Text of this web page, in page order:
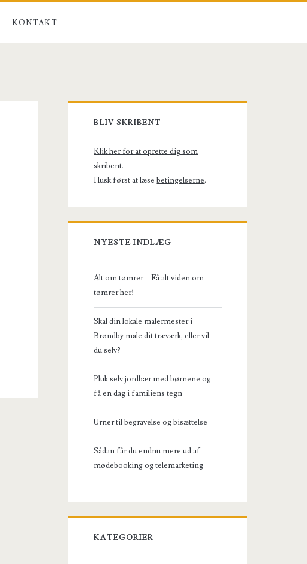
KONTAKT
Primary
Sidebar
BLIV SKRIBENT
Klik her for at oprette dig som
skribent.
Husk først at læsebetingelserne.
NYESTE INDLÆG
Alt om tømrer – Få alt viden om
tømrer her!
Skal din lokale malermester i
Brøndby male dit træværk, eller vil
du selv?
Pluk selv jordbær med børnene og
få en dag i familiens tegn
Urner til begravelse og bisættelse
Sådan får du endnu mere ud af
mødebooking og telemarketing
KATEGORIER